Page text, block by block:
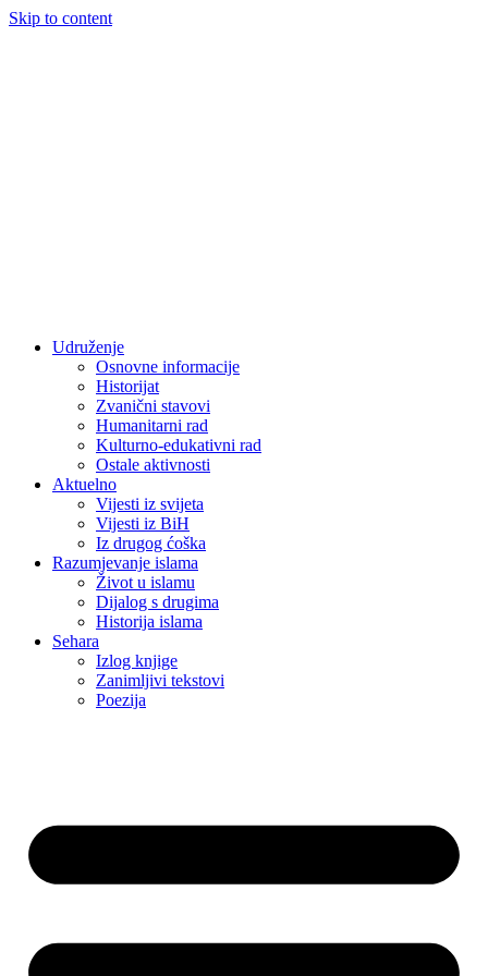
Skip to content
Udruženje
Osnovne informacije
Historijat
Zvanični stavovi
Humanitarni rad
Kulturno-edukativni rad
Ostale aktivnosti
Aktuelno
Vijesti iz svijeta
Vijesti iz BiH
Iz drugog ćoška
Razumjevanje islama
Život u islamu
Dijalog s drugima
Historija islama
Sehara
Izlog knjige
Zanimljivi tekstovi
Poezija